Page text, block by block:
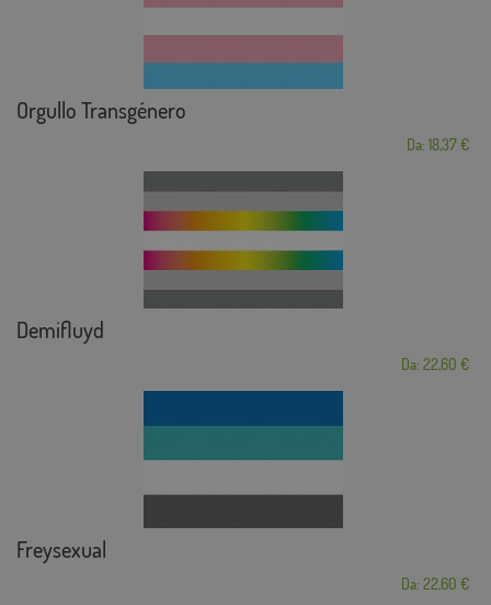
Orgullo Transgénero
Da: 18,37 €
Demifluyd
Da: 22,60 €
Freysexual
Da: 22,60 €